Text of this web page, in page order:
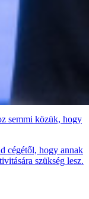
semmi közük, hogy
cégétől, hogy annak
szükség lesz.